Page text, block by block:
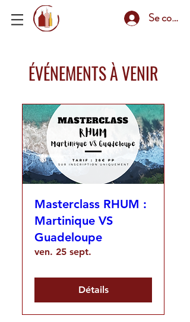
Se
ÉVÉNEMENTS À VENIR
Masterclass RHUM :
Martinique VS
Guadeloupe
ven. 25 sept.
Détails